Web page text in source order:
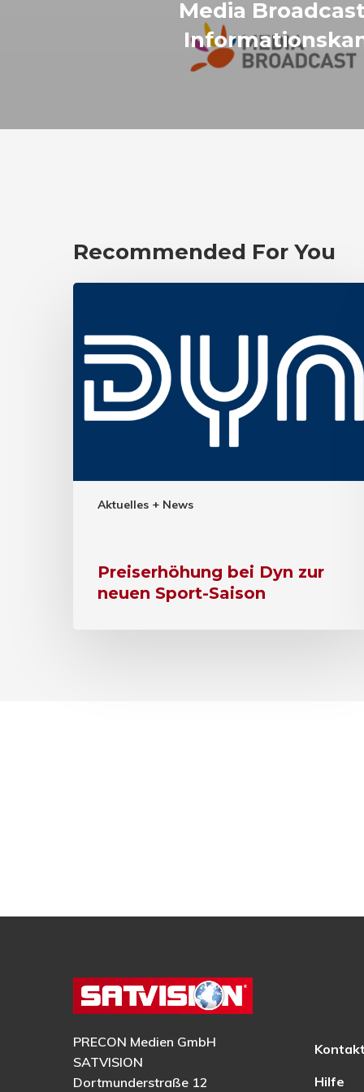
Media
Recommended For You
Aktuelles + News
Preiserhöhung bei Dyn zur
neuen Sport-Saison
PRECON Medien GmbH
SATVISION
Dortmunderstraße 12
Hilfe